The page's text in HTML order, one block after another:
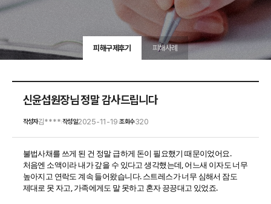
피해구제후기 피해사례
신윤섭원장님 정말 감사드립니다
작성자김**** 작성일2025-11-19 |조회수320
불법사채를 쓰게 된 건 정말 급하게 돈이 필요했기 때문이었어요.
처음엔 소액이라 내가 갚을 수 있다고 생각했는데, 어느새 이자도 너무
높아지고 연락도 계속 들어왔습니다. 스트레스가 너무 심해서 잠도
제대로 못 자고, 가족에게도 말 못하고 혼자 끙끙대고 있었죠.